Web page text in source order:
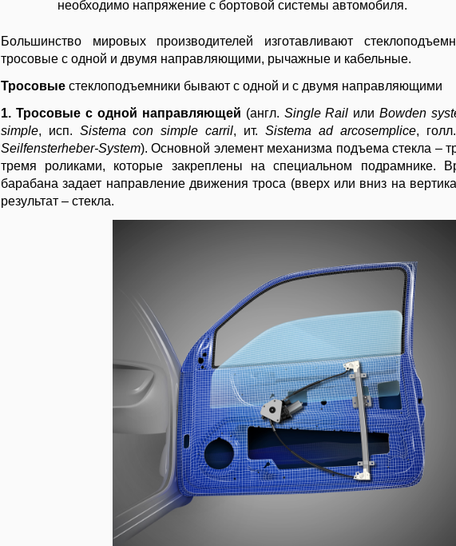
необходимо напряжение с бортовой системы автомобиля.
Большинство мировых производителей изготавливают
тросовые с одной и двумя направляющими, рычажные и кабельные.
Тросовые стеклоподъемники бывают с одной и с двумя направляющими
1. Тросовые с одной направляющей (англ. Single Rail илиBowden
simple, исп. Sistema con simple carril, ит. Sistema ad arcosemplice,
Seilfensterheber-System). Основной элемент механизма подъема стекла –
тремя роликами, которые закреплены на специальном подрамнике.
барабана задает направление движения троса (вверх или вниз на
результат – стекла.